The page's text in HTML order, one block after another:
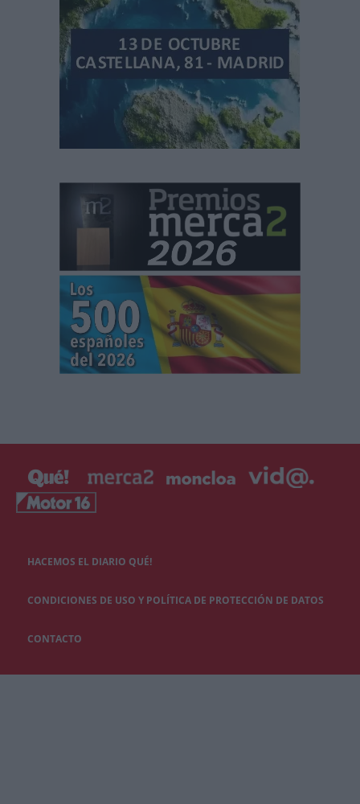
HACEMOS EL DIARIO QUÉ!
CONDICIONES DE USO Y POLÍTICA DE PROTECCIÓN DE DATOS
CONTACTO